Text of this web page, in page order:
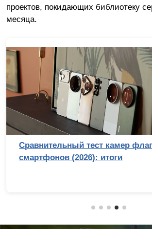
проектов, покидающих библиотеку
месяца.
Сравнительный тест камер
смартфонов (2026): итоги